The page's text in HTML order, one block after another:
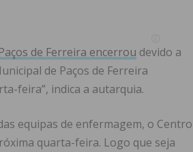
de Ferreira encerrou devido a
de Paços de Ferreira
feira”, indica a autarquia.
equipas de enfermagem, o Centro
quarta-feira. Logo que seja